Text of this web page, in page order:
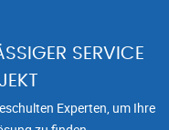
SERVICE
Experten, um Ihre